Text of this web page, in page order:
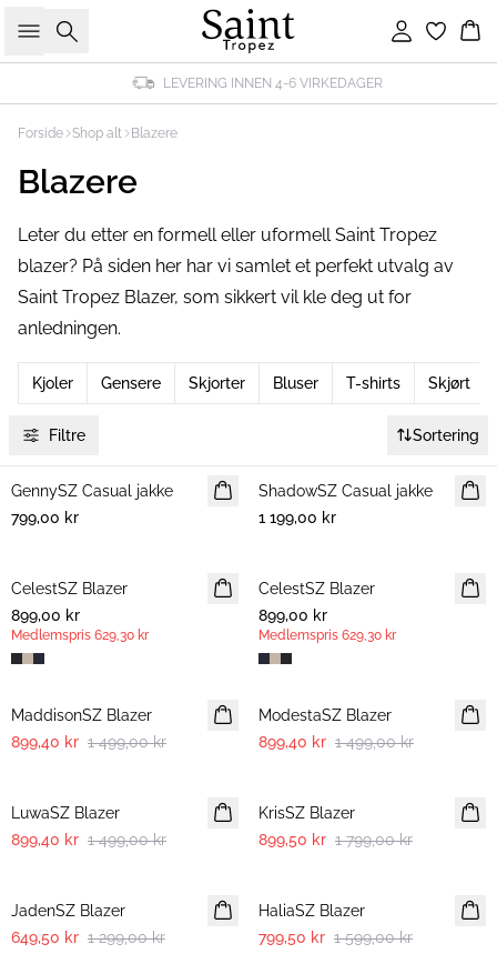
Søk Logg inn
LEVERING INNEN 4-6 VIRKEDAGER
Forside Shop alt Blazere
Blazere
Leter du etter en formell eller uformell Saint Tropez
blazer? På siden her har vi samlet et perfekt utvalg av
Saint Tropez Blazer, som sikkert vil kle deg ut for
anledningen.
Kjoler Gensere Skjorter Bluser T-shirts Skjørt
Filtre Sortering
NYHET
GennySZ Casual jakke
799,00 kr
NYHET
ShadowSZ Casual jakke
1 199,00 kr
MEDLEMSTILBUD
CelestSZ Blazer
899,00 kr
Medlemspris 629,30 kr
MEDLEMSTILBUD
CelestSZ Blazer
899,00 kr
Medlemspris 629,30 kr
-40%
MaddisonSZ Blazer
899,40 kr 1 499,00 kr
-40%
ModestaSZ Blazer
899,40 kr 1 499,00 kr
LuwaSZ Blazer
899,40 kr 1 499,00 kr
KrisSZ Blazer
899,50 kr 1 799,00 kr
JadenSZ Blazer
649,50 kr 1 299,00 kr
HaliaSZ Blazer
799,50 kr 1 599,00 kr